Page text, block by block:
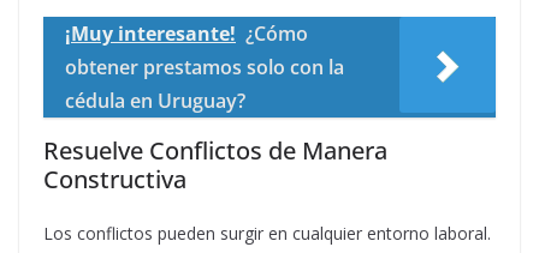
¡Muy interesante! ¿Cómo
obtener prestamos solo con la
cédula en Uruguay?
Resuelve Conflictos de Manera
Constructiva
Los conflictos pueden surgir en cualquier entorno laboral.